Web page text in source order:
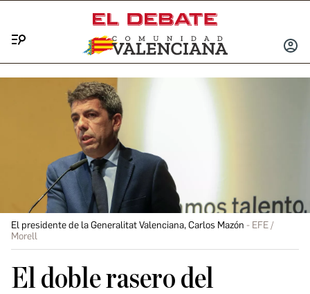
INICIAR
El presidente de la Generalitat Valenciana, Carlos Mazón
EFE /
Morell
El doble rasero del